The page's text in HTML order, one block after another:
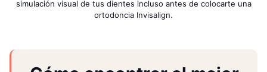
simulación visual de tus dientes incluso antes de colocarte una
ortodoncia Invisalign.